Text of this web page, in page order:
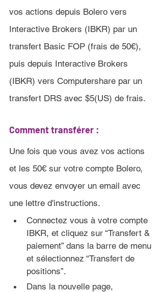
vos actions depuis Bolero vers
Interactive Brokers (IBKR) par un
transfert Basic FOP (frais de 50€),
puis depuis Interactive Brokers
(IBKR) vers Computershare par un
transfert DRS avec $5(US) de frais.
Comment transférer :
Une fois que vous avez vos actions
et les 50€ sur votre compte Bolero,
vous devez envoyer un email avec
une lettre d'instructions.
Connectez vous à votre compte
IBKR, et cliquez sur “Transfert &
paiement” dans la barre de menu
et sélectionnez “Transfert de
positions”.
Dans la nouvelle page,